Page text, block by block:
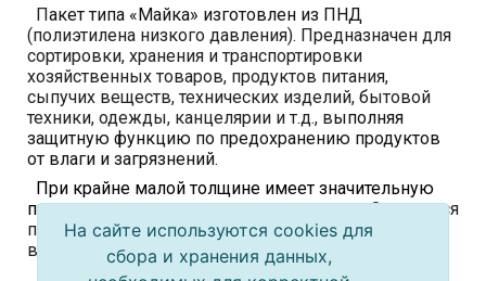
Пакет типа «Майка» изготовлен из ПНД
(полиэтилена низкого давления). Предназначен для
сортировки, хранения и транспортировки
хозяйственных товаров, продуктов питания,
сыпучих веществ, технических изделий, бытовой
техники, одежды, канцелярии и т.д., выполняя
защитную функцию по предохранению продуктов
от влаги и загрязнений.
При крайне малой толщине имеет значительную
прочность, практически не растягивается.Отличается
простотой применения и аккуратным внешним
видом.
Долговечен в эксплуатации.
На сайте используются cookies для
сбора и хранения данных,